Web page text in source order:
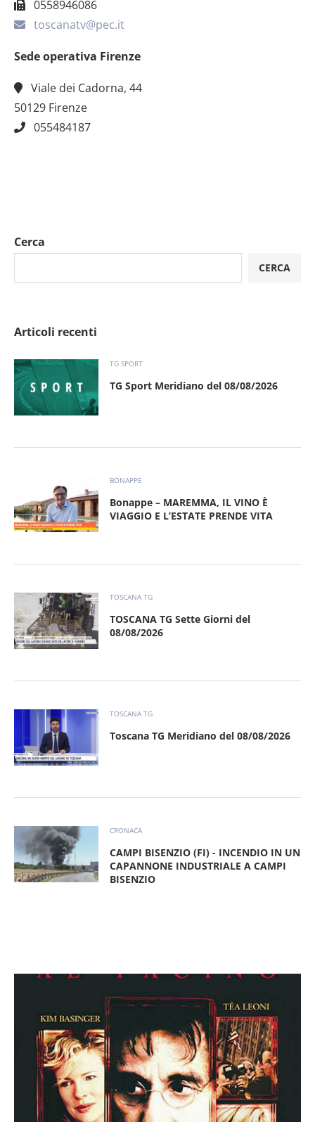
0558946086
toscanatv@pec.it
Sede operativa Firenze
Viale dei Cadorna, 44
50129 Firenze
055484187
Cerca
CERCA
Articoli recenti
TG SPORT
TG Sport Meridiano del 08/08/2026
BONAPPE
Bonappe – MAREMMA, IL VINO È
VIAGGIO E L’ESTATE PRENDE VITA
TOSCANA TG
TOSCANA TG Sette Giorni del
08/08/2026
TOSCANA TG
Toscana TG Meridiano del 08/08/2026
CRONACA
CAMPI BISENZIO (FI) - INCENDIO IN UN
CAPANNONE INDUSTRIALE A CAMPI
BISENZIO